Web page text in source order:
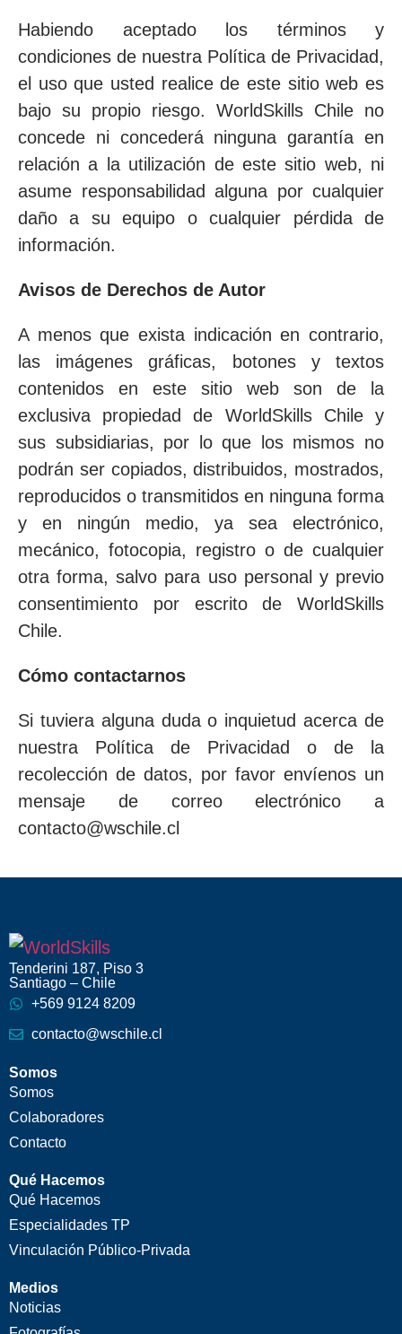
Habiendo aceptado los términos y
condiciones de nuestra Política de Privacidad,
el uso que usted realice de este sitio web es
bajo su propio riesgo. WorldSkills Chile no
concede ni concederá ninguna garantía en
relación a la utilización de este sitio web, ni
asume responsabilidad alguna por cualquier
daño a su equipo o cualquier pérdida de
información.
Avisos de Derechos de Autor
A menos que exista indicación en contrario,
las imágenes gráficas, botones y textos
contenidos en este sitio web son de la
exclusiva propiedad de WorldSkills Chile y
sus subsidiarias, por lo que los mismos no
podrán ser copiados, distribuidos, mostrados,
reproducidos o transmitidos en ninguna forma
y en ningún medio, ya sea electrónico,
mecánico, fotocopia, registro o de cualquier
otra forma, salvo para uso personal y previo
consentimiento por escrito de WorldSkills
Chile.
Cómo contactarnos
Si tuviera alguna duda o inquietud acerca de
nuestra Política de Privacidad o de la
recolección de datos, por favor envíenos un
mensaje de correo electrónico a
contacto@wschile.cl
Tenderini 187, Piso 3
Santiago – Chile
+569 9124 8209
contacto@wschile.cl
Somos
Somos
Colaboradores
Contacto
Qué Hacemos
Qué Hacemos
Especialidades TP
Vinculación Público-Privada
Medios
Noticias